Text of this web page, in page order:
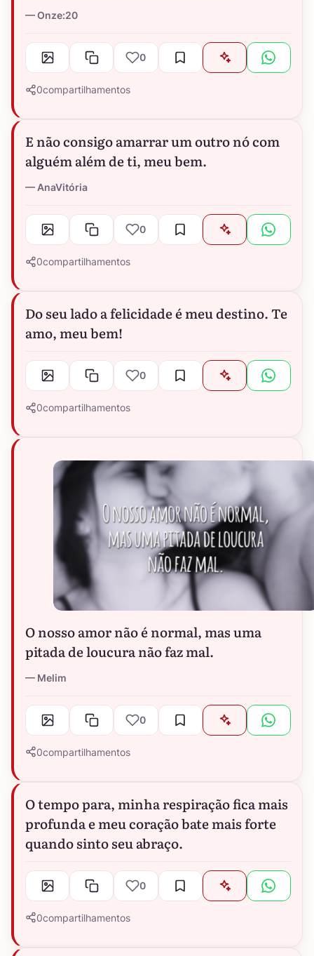
Onze:20
0
0compartilhamentos
E não consigo amarrar um outro nó com
alguém além de ti, meu bem.
AnaVitória
0
0compartilhamentos
Do seu lado a felicidade é meu destino. Te
amo, meu bem!
0
0compartilhamentos
O nosso amor não é normal, mas uma
pitada de loucura não faz mal.
Melim
0
0compartilhamentos
O tempo para, minha respiração fica mais
profunda e meu coração bate mais forte
quando sinto seu abraço.
0
0compartilhamentos